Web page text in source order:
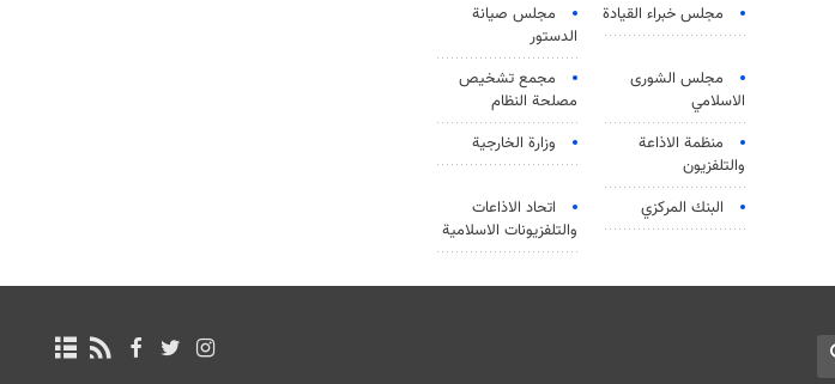
مجلس خبراء القيادة
مجلس صيانة
الدستور
مجلس الشورى
الاسلامي
مجمع تشخيص
مصلحة النظام
منظمة الاذاعة
والتلفزیون
وزارة الخارجية
البنك المركزي
اتحاد الاذاعات
والتلفزيونات الاسلامية